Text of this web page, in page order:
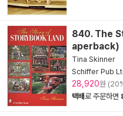
840. The
aperback)
Tina Skinner
Schiffer Pub
28,920원
택배로 주문하면